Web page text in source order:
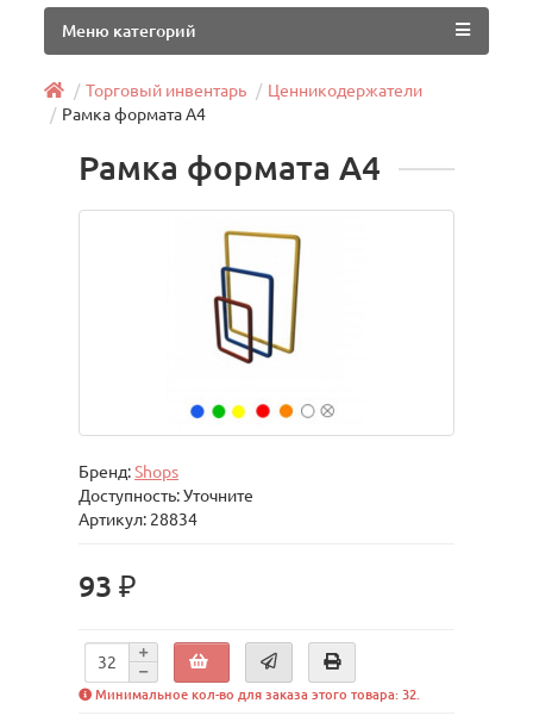
Меню категорий
Торговый инвентарь
Ценникодержатели
Рамка формата А4
Рамка формата А4
Бренд:Shops
Доступность: Уточните
Артикул: 28834
93 ₽
Минимальное кол-во для заказа этого товара: 32.